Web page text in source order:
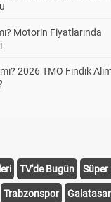
Motorin Fiyatlarında
2026 TMO Fındık
TV'de Bugün Süper
Trabzonspor